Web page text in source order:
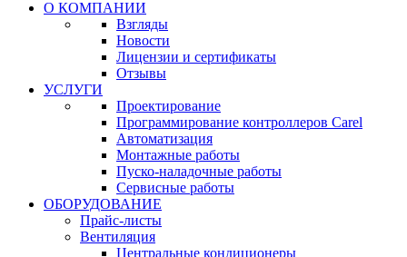
О КОМПАНИИ
Взгляды
Новости
Лицензии и сертификаты
Отзывы
УСЛУГИ
Проектирование
Программирование контроллеров Carel
Автоматизация
Монтажные работы
Пуско-наладочные работы
Сервисные работы
ОБОРУДОВАНИЕ
Прайс-листы
Вентиляция
Центральные кондиционеры